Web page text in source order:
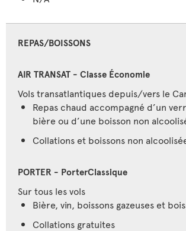
REPAS/BOISSONS
Vols transatlantiques depuis/vers le
Repas chaud accompagné d’un
bière ou d’une boisson non
Collations et boissons non
Sur tous les vols
Bière, vin, boissons gazeuses et
Collations gratuites